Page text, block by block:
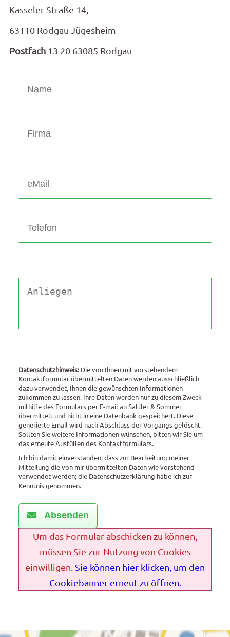
Kasseler Straße 14,
63110 Rodgau-Jügesheim
Postfach 13 20 63085 Rodgau
Datenschutzhinweis: Die von Ihnen mit vorstehendem
Kontaktformular übermittelten Daten werden ausschließlich
dazu verwendet, Ihnen die gewünschten Informationen
zukommen zu lassen. Ihre Daten werden nur zu diesem Zweck
mithilfe des Formulars per E-mail an Sattler & Sommer
übermittelt und nicht in eine Datenbank gespeichert. Diese
generierte Email wird nach Abschluss der Vorgangs gelöscht.
Sollten Sie weitere Informationen wünschen, bitten wir Sie um
das erneute Ausfüllen des Kontaktformulars.
Ich bin damit einverstanden, dass zur Bearbeitung meiner
Mitteilung die von mir übermittelten Daten wie vorstehend
verwendet werden; die Datenschutzerklärung habe ich zur
Kenntnis genommen.
Absenden
Um das Formular abschicken zu können,
müssen Sie zur Nutzung von Cookies
einwilligen. Sie können hier klicken, um den
Cookiebanner erneut zu öffnen.